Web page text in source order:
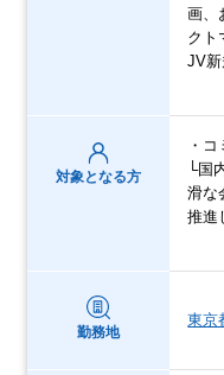
画、
クト
JV新
対象となる方
・
└国
滑な
推進
勤務地
東京